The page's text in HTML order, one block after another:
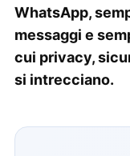
WhatsApp,
messaggi e
cui privacy,
si intrecciano.